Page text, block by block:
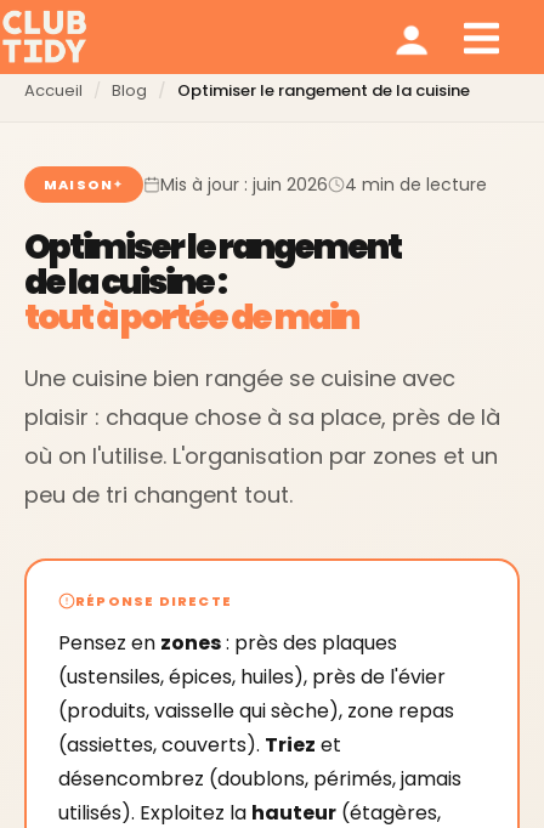
Accueil Blog Optimiser le rangement de la cuisine
MAISON Mis à jour : juin 2026 4 min de lecture
Optimiser le rangement
de la cuisine :
tout à portée de main
Une cuisine bien rangée se cuisine avec
plaisir : chaque chose à sa place, près de là
où on l'utilise. L'organisation par zones et un
peu de tri changent tout.
RÉPONSE DIRECTE
Pensez en zones: près des plaques
(ustensiles, épices, huiles), près de l'évier
(produits, vaisselle qui sèche), zone repas
(assiettes, couverts). Triez et
désencombrez (doublons, périmés, jamais
utilisés). Exploitez la hauteur (étagères,